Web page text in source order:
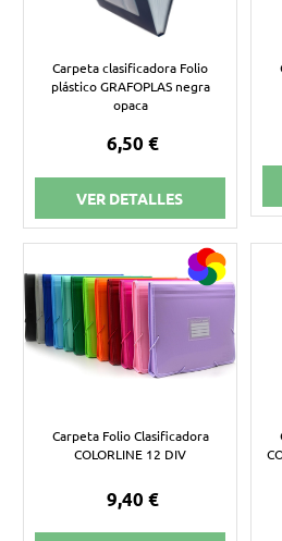
Carpeta clasificadora Folio
plástico GRAFOPLAS negra
opaca
6,50 €
VER DETALLES
Carpeta Folio Clasificadora
COLORLINE 12 DIV
9,40 €